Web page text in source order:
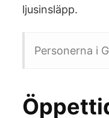
ljusinsläpp.
Personerna i